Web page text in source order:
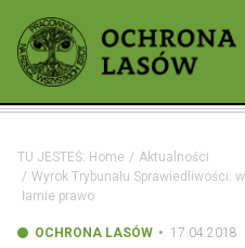
TU JESTEŚ: Home
Aktualności
Wyrok Trybunału Sprawiedliwości:
łamie prawo
OCHRONA LASÓW 17.04.2018